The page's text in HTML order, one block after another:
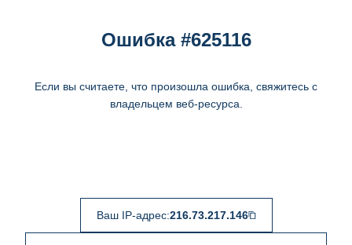
Ошибка #625116
Если вы считаете, что произошла ошибка, свяжитесь с
владельцем веб-ресурса.
Ваш IP-адрес:216.73.217.146